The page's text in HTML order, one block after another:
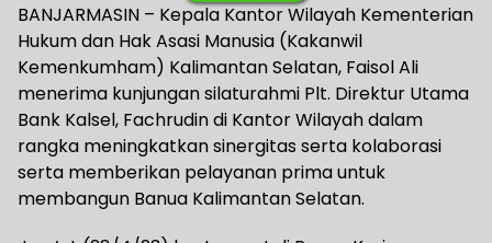
BANJARMASIN – Kepala Kantor Wilayah Kementerian
Hukum dan Hak Asasi Manusia (Kakanwil
Kemenkumham) Kalimantan Selatan, Faisol Ali
menerima kunjungan silaturahmi Plt. Direktur Utama
Bank Kalsel, Fachrudin di Kantor Wilayah dalam
rangka meningkatkan sinergitas serta kolaborasi
serta memberikan pelayanan prima untuk
membangun Banua Kalimantan Selatan.